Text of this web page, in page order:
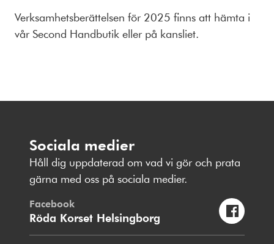
Verksamhetsberättelsen för 2025 finns att hämta i
vår Second Handbutik eller på kansliet.
Sociala medier
Håll dig uppdaterad om vad vi gör och prata
gärna med oss på sociala medier.
Facebook
Röda Korset Helsingborg